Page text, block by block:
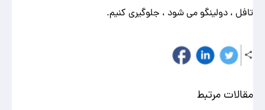
تافل ، دولینگو می شود ، جلوگیری کنیم.
مقالات مرتبط